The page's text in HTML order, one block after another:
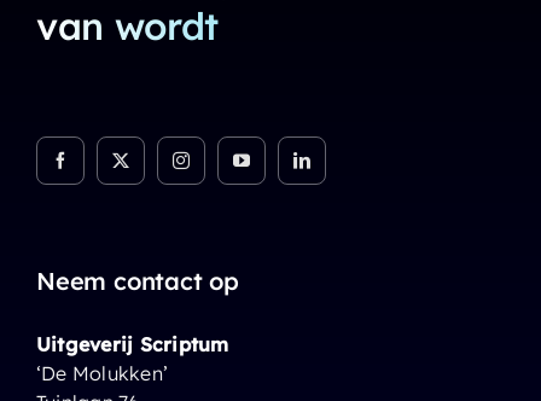
van wordt
Neem contact op
Uitgeverij Scriptum
‘De Molukken’